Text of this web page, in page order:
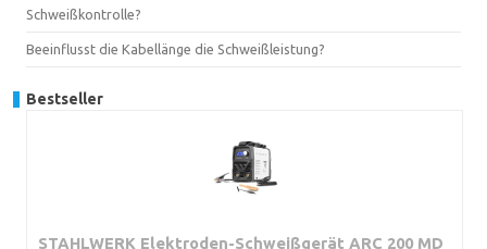
Schweißkontrolle?
Beeinflusst die Kabellänge die Schweißleistung?
Bestseller
STAHLWERK Elektroden-Schweißgerät ARC 200 MD